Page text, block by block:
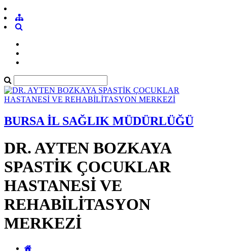
BURSA İL SAĞLIK MÜDÜRLÜĞÜ
DR. AYTEN BOZKAYA
SPASTİK ÇOCUKLAR
HASTANESİ VE
REHABİLİTASYON
MERKEZİ